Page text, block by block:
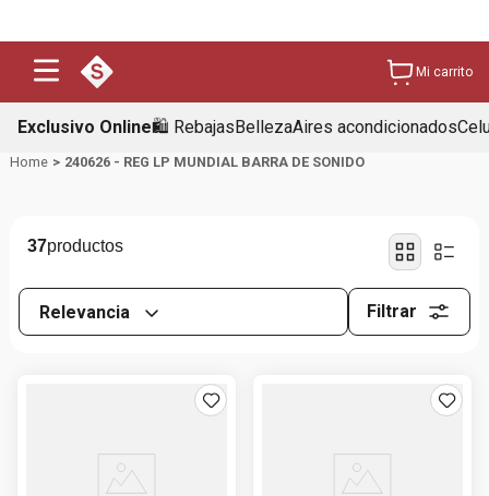
Mi carrito
Exclusivo Online🛍️ RebajasBellezaAires acondicionados
240626 - REG LP MUNDIAL BARRA DE SONIDO
37
Relevancia Filtrar